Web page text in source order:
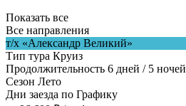
Показать все
Все направления
т/х «Александр Великий»
Тип тура Круиз
Продолжительность 6 дней / 5 ночей
Сезон Лето
Дни заезда по Графику